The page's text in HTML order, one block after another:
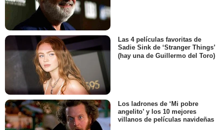
Las 4 películas favoritas de
Sadie Sink de ‘Stranger Things’
(hay una de Guillermo del Toro)
Los ladrones de ‘Mi pobre
angelito’ y los 10 mejores
villanos de películas navideñas